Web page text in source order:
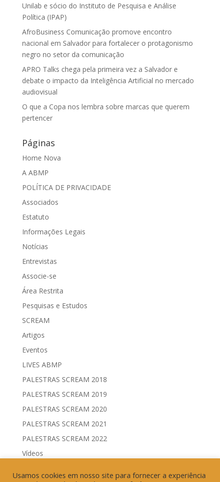
Unilab e sócio do Instituto de Pesquisa e Análise
Política (IPAP)
AfroBusiness Comunicação promove encontro
nacional em Salvador para fortalecer o protagonismo
negro no setor da comunicação
APRO Talks chega pela primeira vez a Salvador e
debate o impacto da Inteligência Artificial no mercado
audiovisual
O que a Copa nos lembra sobre marcas que querem
pertencer
Páginas
Home Nova
A ABMP
POLÍTICA DE PRIVACIDADE
Associados
Estatuto
Informações Legais
Notícias
Entrevistas
Associe-se
Área Restrita
Pesquisas e Estudos
SCREAM
Artigos
Eventos
LIVES ABMP
PALESTRAS SCREAM 2018
PALESTRAS SCREAM 2019
PALESTRAS SCREAM 2020
PALESTRAS SCREAM 2021
PALESTRAS SCREAM 2022
Vídeos
Usamos cookies em nosso site para fornecer a experiência